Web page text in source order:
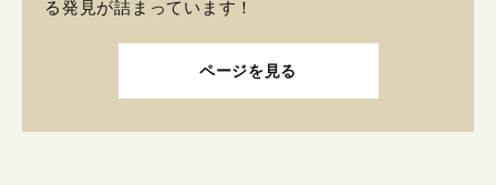
る発見が詰まっています！
ページを見る